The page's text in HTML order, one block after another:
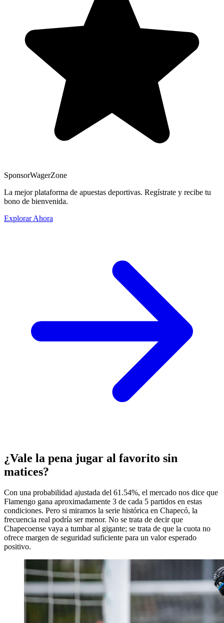
SponsorWagerZone
La mejor plataforma de apuestas deportivas. Regístrate y recibe tu
bono de bienvenida.
Explorar Ahora
¿Vale la pena jugar al favorito sin
matices?
Con una probabilidad ajustada del 61.54%, el mercado nos dice que
Flamengo gana aproximadamente 3 de cada 5 partidos en estas
condiciones. Pero si miramos la serie histórica en Chapecó, la
frecuencia real podría ser menor. No se trata de decir que
Chapecoense vaya a tumbar al gigante; se trata de que la cuota no
ofrece margen de seguridad suficiente para un valor esperado
positivo.